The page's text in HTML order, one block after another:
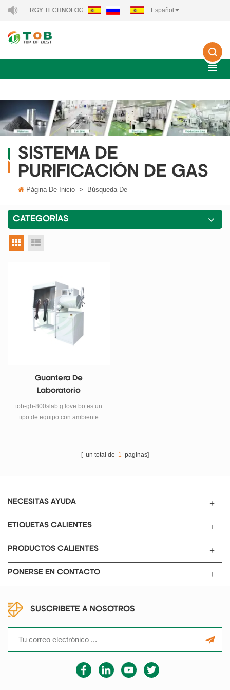
ENERGY TECHNOLOGY CO., LTD.. Español
SISTEMA DE
PURIFICACIÓN DE GAS
Página De Inicio > Búsqueda De
CATEGORÍAS
vista en cuadrícula
Guantera De
Laboratorio
tob-gb-800slab g love bo es un
tipo de equipo con ambiente
[ un total de 1 paginas]
NECESITAS AYUDA
ETIQUETAS CALIENTES
PRODUCTOS CALIENTES
PONERSE EN CONTACTO
SUSCRIBETE A NOSOTROS